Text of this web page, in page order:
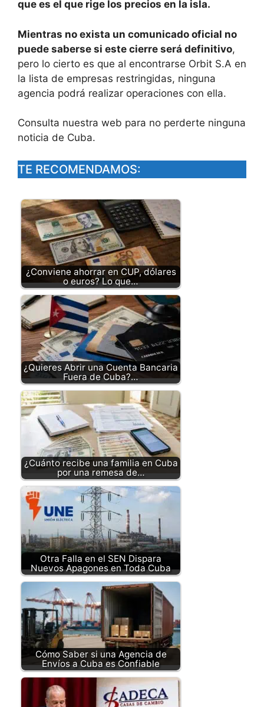
que es el que rige los precios en la isla.
Mientras no exista un comunicado oficial no
puede saberse si este cierre será definitivo,
pero lo cierto es que al encontrarse Orbit S.A en
la lista de empresas restringidas, ninguna
agencia podrá realizar operaciones con ella.
Consulta nuestra web para no perderte ninguna
noticia de Cuba.
TE RECOMENDAMOS:
¿Conviene ahorrar en CUP, dólares
o euros? Lo que…
¿Quieres Abrir una Cuenta Bancaria
Fuera de Cuba?…
¿Cuánto recibe una familia en Cuba
por una remesa de…
Otra Falla en el SEN Dispara
Nuevos Apagones en Toda Cuba
Cómo Saber si una Agencia de
Envíos a Cuba es Confiable